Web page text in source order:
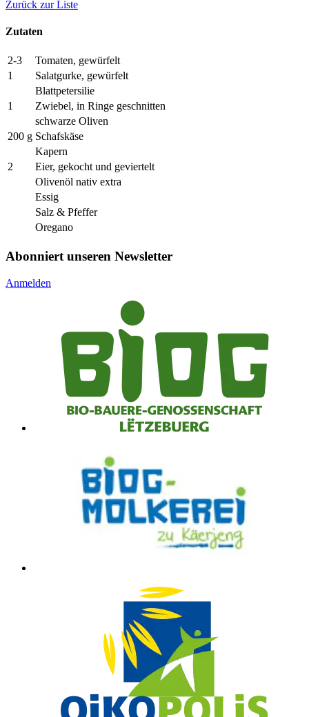
Zurück zur Liste
Zutaten
2-3
Tomaten, gewürfelt
1
Salatgurke, gewürfelt
Blattpetersilie
1
Zwiebel, in Ringe geschnitten
schwarze Oliven
200 g Schafskäse
Kapern
2
Eier, gekocht und geviertelt
Olivenöl nativ extra
Essig
Salz & Pfeffer
Oregano
Abonniert unseren Newsletter
Anmelden